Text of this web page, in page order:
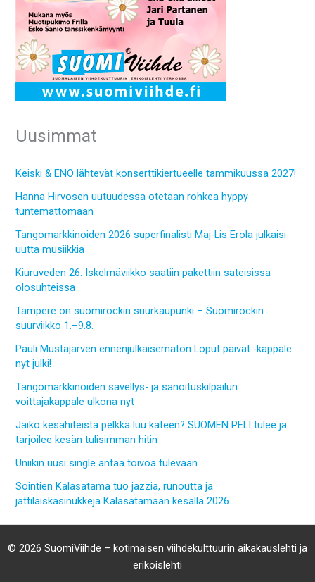
Uusimmat
Keiski & ENO lähtevät konserttikiertueelle tammikuussa 2027!
Hanna Hirvosen uutuudessa otetaan rohkea hyppy
tuntemattomaan
Tangomarkkinoiden 2026 superfinalisti Maj-Lis Erola julkaisi
uutta musiikkia
Kiuruveden 26. Iskelmäviikko saatiin pakettiin sateisissa
olosuhteissa
Tampere on suomirockin suurkaupunki – Suomirockin
suurviikko 1.–9.8.
Pauli Mustajärven ennenjulkaisematon Loput päivät -kappale
nyt julki!
Tangomarkkinoiden sävellys- ja sanoituskilpailun
voittajakappale ulkona nyt
Jäikö kesähiteistä pelkkä luu käteen? SUOMEN PELI tulee ja
tarjoilee kesän tulisimman hitin
Uniikin uusi single antaa toivoa tulevaan
Sointien Kalasatama tuo jazzia, runoutta ja
jättiläiskäsinukkeja Kalasatamaan kesällä 2026
© 2026 SuomiViihde – kotimaisen viihdekulttuurin aikakauslehti ja
erikoislehti